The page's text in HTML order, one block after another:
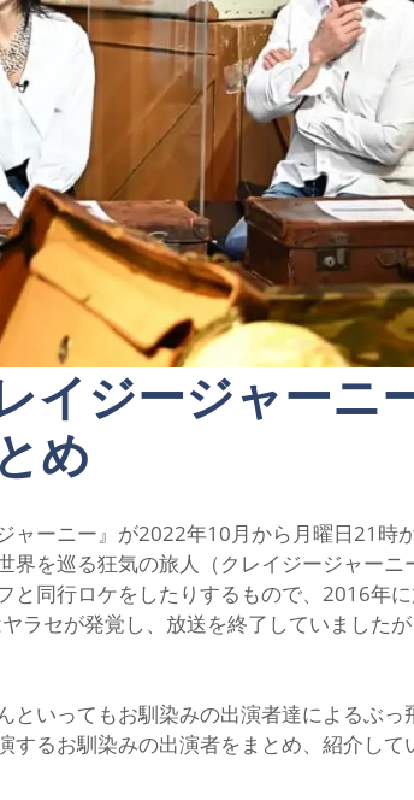
イジージャーニ
め
ャーニー』が2022年10月から月曜日21時
を巡る狂気の旅人（クレイジージャーニ
と同行ロケをしたりするもので、2016年
ラセが発覚し、放送を終了していました
といってもお馴染みの出演者達によるぶっ
るお馴染みの出演者をまとめ、紹介して